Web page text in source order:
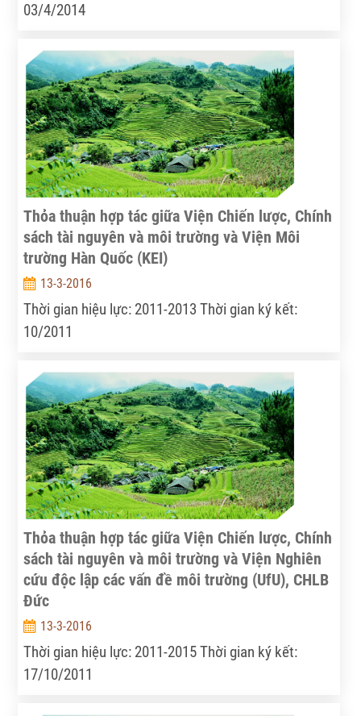
03/4/2014
Thỏa thuận hợp tác giữa Viện Chiến lược, Chính
sách tài nguyên và môi trường và Viện Môi
trường Hàn Quốc (KEI)
13-3-2016
Thời gian hiệu lực: 2011-2013 Thời gian ký kết:
10/2011
Thỏa thuận hợp tác giữa Viện Chiến lược, Chính
sách tài nguyên và môi trường và Viện Nghiên
cứu độc lập các vấn đề môi trường (UfU), CHLB
Đức
13-3-2016
Thời gian hiệu lực: 2011-2015 Thời gian ký kết:
17/10/2011